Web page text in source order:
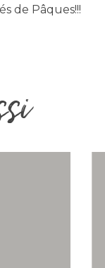
de Pâques!!!